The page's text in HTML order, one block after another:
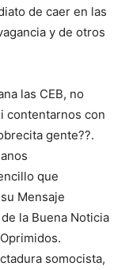
de caer en las
y de otros
las CEB, no
contentarnos con
gente??.
que
Mensaje
la Buena Noticia
somocista,